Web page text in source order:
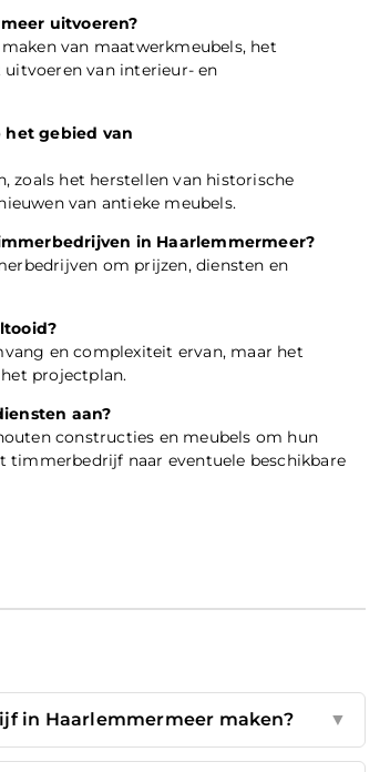
uitvoeren?
van maatwerkmeubels, het
uitvoeren van interieur- en
het gebied van
zoals het herstellen van historische
van antieke meubels.
in Haarlemmermeer?
om prijzen, diensten en
en complexiteit ervan, maar het
projectplan.
aan?
constructies en meubels om hun
timmerbedrijf naar eventuele beschikbare
in Haarlemmermeer maken? ▼